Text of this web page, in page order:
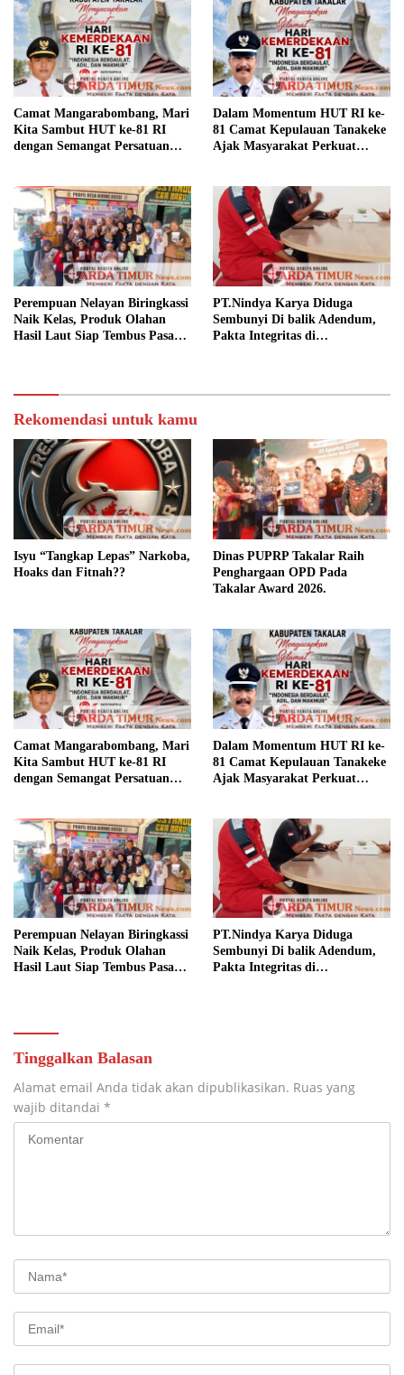
Camat Mangarabombang, Mari
Kita Sambut HUT ke-81 RI
dengan Semangat Persatuan
Dalam Momentum HUT RI ke-
81 Camat Kepulauan Tanakeke
Ajak Masyarakat Perkuat
Perempuan Nelayan Biringkassi
Naik Kelas, Produk Olahan
Hasil Laut Siap Tembus Pasar
PT.Nindya Karya Diduga
Sembunyi Di balik Adendum,
Pakta Integritas di
Rekomendasi untuk kamu
Isyu “Tangkap Lepas” Narkoba,
Hoaks dan Fitnah??
Dinas PUPRP Takalar Raih
Penghargaan OPD Pada
Takalar Award 2026.
Camat Mangarabombang, Mari
Kita Sambut HUT ke-81 RI
dengan Semangat Persatuan
Dalam Momentum HUT RI ke-
81 Camat Kepulauan Tanakeke
Ajak Masyarakat Perkuat
Perempuan Nelayan Biringkassi
Naik Kelas, Produk Olahan
Hasil Laut Siap Tembus Pasar
PT.Nindya Karya Diduga
Sembunyi Di balik Adendum,
Pakta Integritas di
Tinggalkan Balasan
Alamat email Anda tidak akan dipublikasikan. Ruas yang
wajib ditandai *